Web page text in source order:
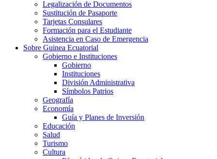
Legalización de Documentos
Sustitución de Pasaporte
Tarjetas Consulares
Formación para el Estudiante
Asistencia en Caso de Emergencia
Sobre Guinea Ecuatorial
Gobierno e Instituciones
Gobierno
Instituciones
División Administrativa
Símbolos Patrios
Geografía
Economía
Guía y Planes de Inversión
Educación
Salud
Turismo
Cultura